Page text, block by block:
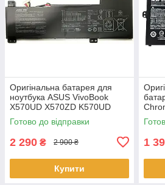
Оригінальна батарея для
ноутбука ASUS VivoBook
X570UD X570ZD K570UD
K570ZD R570UD R570ZD
F570UD - B31N1723
Готово до відправки
2 290 ₴ 2 900 ₴
Купити
1HL
1